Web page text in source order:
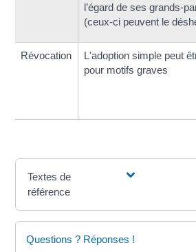
l’égard de ses grands-
(ceux-ci peuvent le
Révocation
L'adoption simple peut
pour motifs graves
Textes de
référence
Questions ? Réponses !